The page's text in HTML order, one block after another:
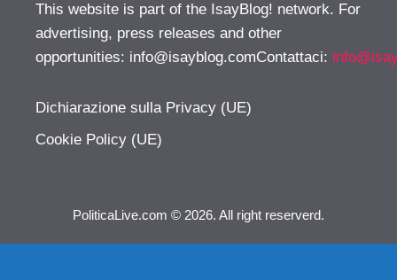
This website is part of the IsayBlog! network. For
advertising, press releases and other
opportunities: info@isayblog.comContattaci:
Dichiarazione sulla Privacy (UE)
Cookie Policy (UE)
PoliticaLive.com © 2026. All right reserverd.